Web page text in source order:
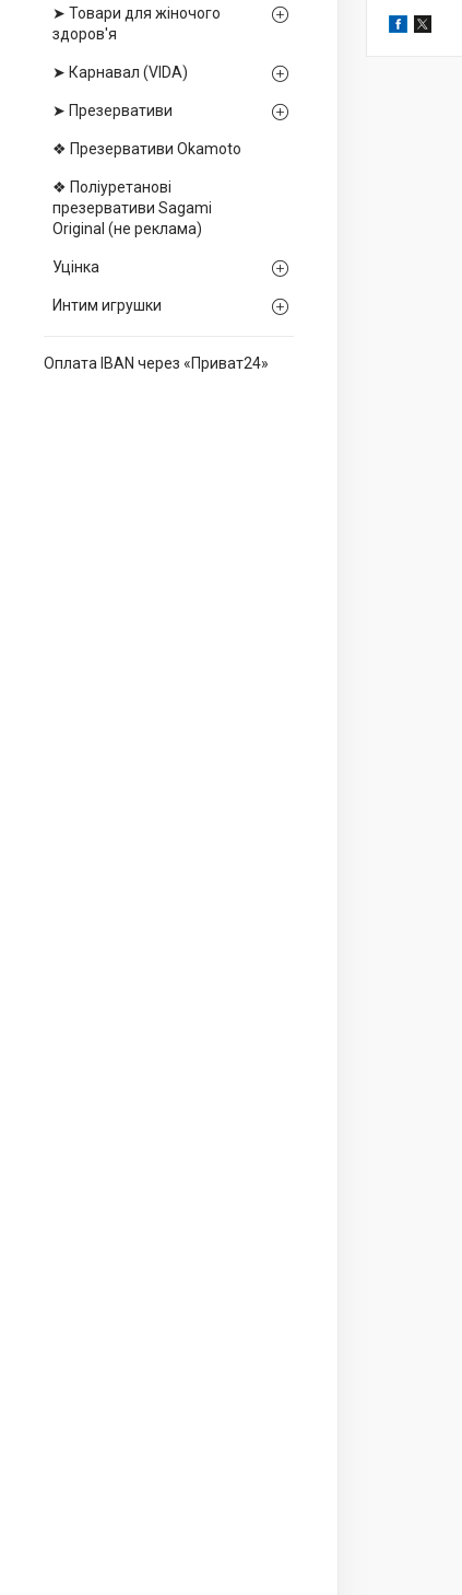
➤ Товари для жіночого
здоров'я
➤ Карнавал (VIDA)
➤ Презервативи
❖ Презервативи Okamoto
❖ Поліуретанові
презервативи Sagami
Оriginal (не реклама)
Уцінка
Интим игрушки
Оплата IBAN через «Приват24»